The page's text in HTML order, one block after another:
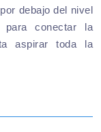
debajo del nivel
conectar la
aspirar toda la